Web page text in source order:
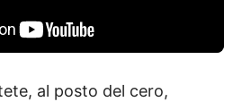
al posto del cero,